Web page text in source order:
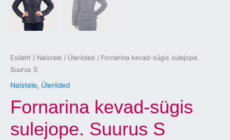
Esileht / Naistele / Üleriided / Fornarina kevad-sügis sulejope.
Suurus S
Naistele, Üleriided
Fornarina kevad-sügis
sulejope. Suurus S